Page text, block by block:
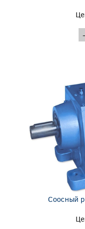
-
Соосный